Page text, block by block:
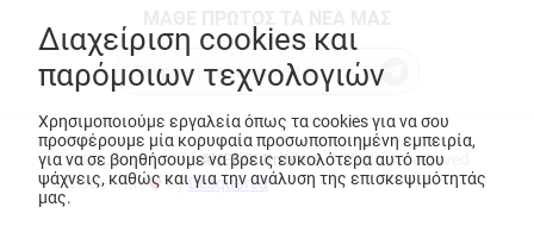
© Copyright 2026ANEDIK Kritikos. All Rights Reserved
Made with
byDesquared
Διαχείριση cookies και
παρόμοιων τεχνολογιών
Χρησιμοποιούμε εργαλεία όπως τα cookies για να σου
προσφέρουμε μία κορυφαία προσωποποιημένη εμπειρία,
για να σε βοηθήσουμε να βρεις ευκολότερα αυτό που
ψάχνεις, καθώς και για την ανάλυση της επισκεψιμότητάς
μας.